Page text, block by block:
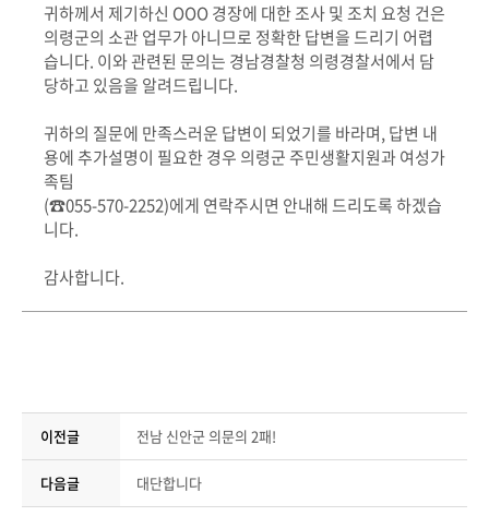
귀하께서 제기하신 OOO 경장에 대한 조사 및 조치 요청 건은
의령군의 소관 업무가 아니므로 정확한 답변을 드리기 어렵
습니다. 이와 관련된 문의는 경남경찰청 의령경찰서에서 담
당하고 있음을 알려드립니다.
귀하의 질문에 만족스러운 답변이 되었기를 바라며, 답변 내
용에 추가설명이 필요한 경우 의령군 주민생활지원과 여성가
족팀
(☎055-570-2252)에게 연락주시면 안내해 드리도록 하겠습
니다.
감사합니다.
이전글 전남 신안군 의문의 2패!
다음글 대단합니다